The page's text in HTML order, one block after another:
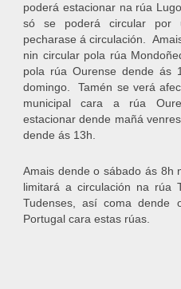
poderá estacionar na rúa
só se poderá circular
pecharase á circulación.
nin circular pola rúa
pola rúa Ourense dende
domingo. Tamén se verá
municipal cara a rúa
estacionar dende mañá
dende ás 13h.
Amais dende o sábado ás 8h
limitará a circulación na rúa
Tudenses, así coma dende
Portugal cara estas rúas.